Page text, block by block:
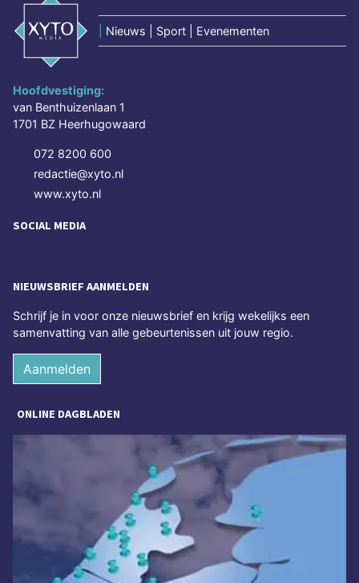
Nieuws | Sport | Evenementen
Hoofdvestiging:
van Benthuizenlaan 1
1701 BZ Heerhugowaard
072 8200 600
redactie@xyto.nl
www.xyto.nl
SOCIAL MEDIA
NIEUWSBRIEF AANMELDEN
Schrijf je in voor onze nieuwsbrief en krijg wekelijks een
samenvatting van alle gebeurtenissen uit jouw regio.
Aanmelden
ONLINE DAGBLADEN